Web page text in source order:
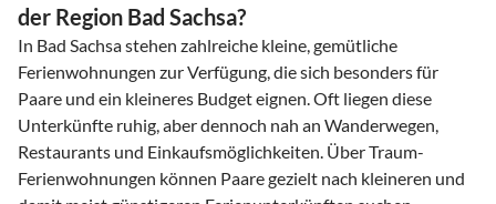
der Region Bad Sachsa?
In Bad Sachsa stehen zahlreiche kleine, gemütliche
Ferienwohnungen zur Verfügung, die sich besonders für
Paare und ein kleineres Budget eignen. Oft liegen diese
Unterkünfte ruhig, aber dennoch nah an Wanderwegen,
Restaurants und Einkaufsmöglichkeiten. Über Traum-
Ferienwohnungen können Paare gezielt nach kleineren und